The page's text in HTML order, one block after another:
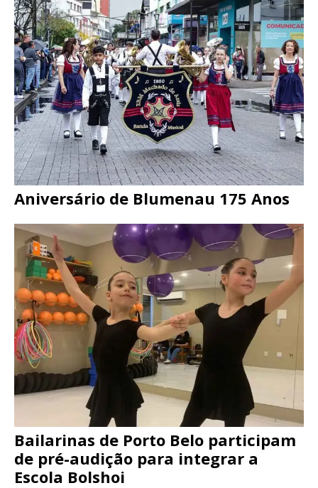
Aniversário de Blumenau 175 Anos
Bailarinas de Porto Belo participam
de pré-audição para integrar a
Escola Bolshoi